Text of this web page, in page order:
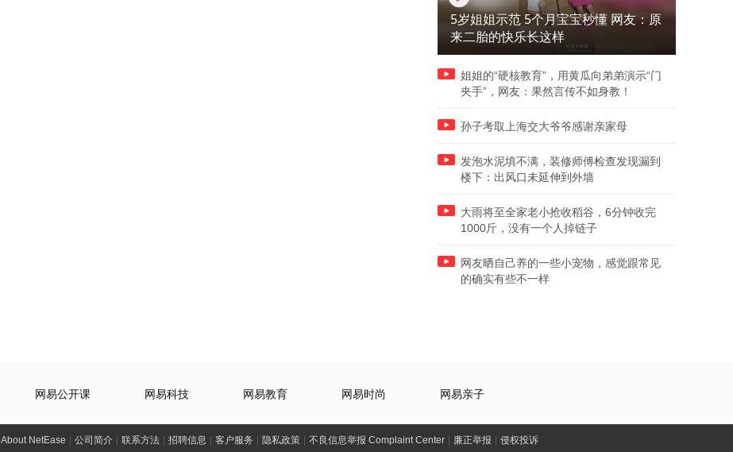
5岁姐姐示范 5个月宝宝秒懂 网友：原
来二胎的快乐长这样
姐姐的“硬核教育”，用黄瓜向弟弟演示“门
夹手”，网友：果然言传不如身教！
孙子考取上海交大爷爷感谢亲家母
发泡水泥填不满，装修师傅检查发现漏到
楼下：出风口未延伸到外墙
大雨将至全家老小抢收稻谷，6分钟收完
1000斤，没有一个人掉链子
网友晒自己养的一些小宠物，感觉跟常见
的确实有些不一样
网易公开课 网易科技 网易教育 网易时尚 网易亲子
About NetEase 公司简介 联系方法 招聘信息 客户服务 隐私政策 不良信息举报 Complaint Center 廉正举报 侵权投诉